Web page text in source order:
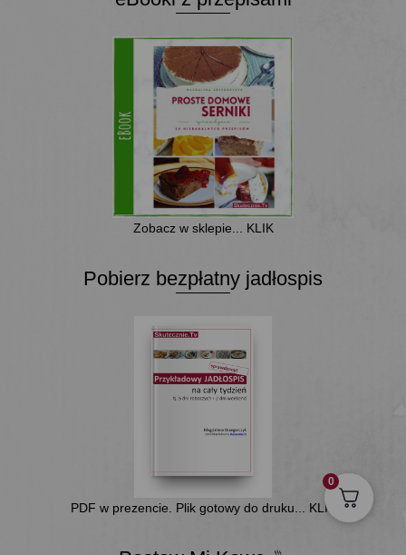
Zobacz w sklepie... KLIK
Pobierz bezpłatny jadłospis
PDF w prezencie. Plik gotowy do druku... KLIK
0